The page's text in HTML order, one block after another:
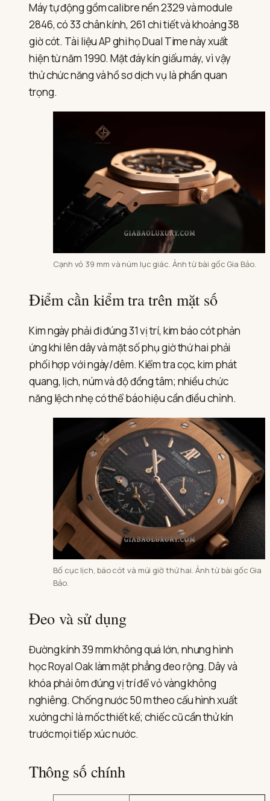
Máy tự động gồm calibre nền 2329 và module
2846, có 33 chân kính, 261 chi tiết và khoảng 38
giờ cót. Tài liệu AP ghi họ Dual Time này xuất
hiện từ năm 1990. Mặt đáy kín giấu máy, vì vậy
thử chức năng và hồ sơ dịch vụ là phần quan
trọng.
Cạnh vỏ 39 mm và núm lục giác. Ảnh từ bài gốc Gia Bảo.
Điểm cần kiểm tra trên mặt số
Kim ngày phải đi đúng 31 vị trí, kim báo cót phản
ứng khi lên dây và mặt số phụ giờ thứ hai phải
phối hợp với ngày/đêm. Kiểm tra cọc, kim phát
quang, lịch, núm và độ đồng tâm; nhiều chức
năng lệch nhẹ có thể báo hiệu cần điều chỉnh.
Bố cục lịch, báo cót và múi giờ thứ hai. Ảnh từ bài gốc Gia
Bảo.
Đeo và sử dụng
Đường kính 39 mm không quá lớn, nhưng hình
học Royal Oak làm mặt phẳng đeo rộng. Dây và
khóa phải ôm đúng vị trí để vỏ vàng không
nghiêng. Chống nước 50 m theo cấu hình xuất
xưởng chỉ là mốc thiết kế; chiếc cũ cần thử kín
trước mọi tiếp xúc nước.
Thông số chính